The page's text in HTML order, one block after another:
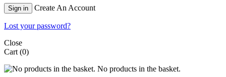
Sign in Create An Account
Lost your password?
Close
Cart (0)
No products in the basket.